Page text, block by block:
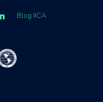
Blog IICA